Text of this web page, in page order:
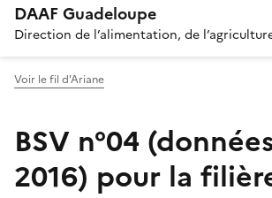
DAAF Guadeloupe
Direction de l’alimentation, de
Voir le fil d'Ariane
BSV n°04
2016) pour la